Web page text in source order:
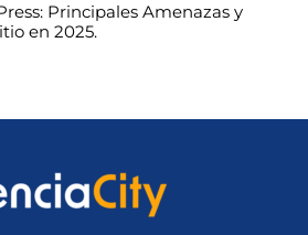
Principales Amenazas y
en 2025.